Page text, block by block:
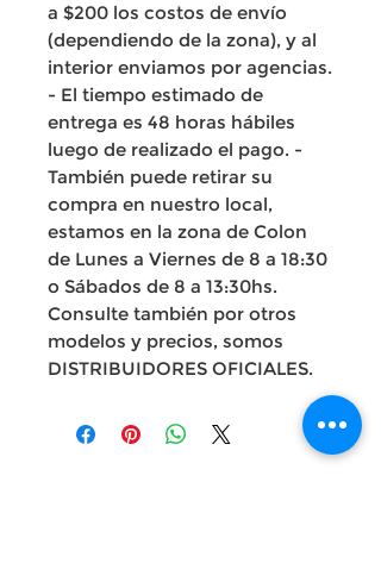
a $200 los costos de envío
(dependiendo de la zona), y al
interior enviamos por agencias.
- El tiempo estimado de
entrega es 48 horas hábiles
luego de realizado el pago. -
También puede retirar su
compra en nuestro local,
estamos en la zona de Colon
de Lunes a Viernes de 8 a 18:30
o Sábados de 8 a 13:30hs.
Consulte también por otros
modelos y precios, somos
DISTRIBUIDORES OFICIALES.